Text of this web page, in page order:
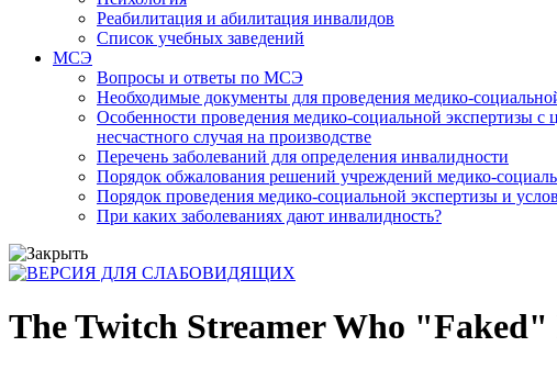
Реабилитация и абилитация инвалидов
Список учебных заведений
МСЭ
Вопросы и ответы по МСЭ
Необходимые документы для проведения медико-
Особенности проведения медико-социальной экспертизы с
несчастного случая на производстве
Перечень заболеваний для определения инвалидности
Порядок обжалования решений учреждений медико-
Порядок проведения медико-социальной экспертизы и
При каких заболеваниях дают инвалидность?
The Twitch Streamer Who